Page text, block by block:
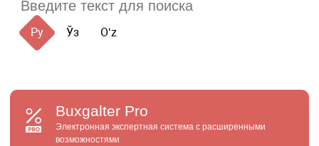
Ру Ўз Oʻz
Buxgalter Pro
Электронная экспертная система с расширенными
возможностями